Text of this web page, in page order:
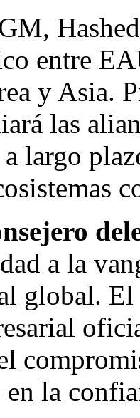
entre
y Asia.
las
largo
a la
global. El
en la